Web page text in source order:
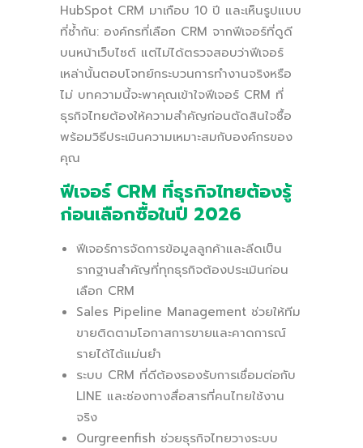
HubSpot CRM มาเกือบ 10 ปี และเห็นรูปแบบ
ที่ซ้ำกัน: องค์กรที่เลือก CRM จากฟีเจอร์ที่ดูดี
บนหน้าเว็บไซต์ แต่ไม่ได้ตรวจสอบว่าฟีเจอร์
เหล่านั้นตอบโจทย์กระบวนการทำงานจริงหรือ
ไม่ บทความนี้จะพาคุณเข้าใจฟีเจอร์ CRM ที่
ธุรกิจไทยต้องให้ความสำคัญก่อนตัดสินใจซื้อ
พร้อมวิธีประเมินความเหมาะสมกับองค์กรของ
คุณ
ฟีเจอร์ CRM ที่ธุรกิจไทยต้องรู้
ก่อนเลือกซื้อในปี 2026
ฟีเจอร์การจัดการข้อมูลลูกค้าและลีดเป็น
รากฐานสำคัญที่ทุกธุรกิจต้องประเมินก่อน
เลือก CRM
Sales Pipeline Management ช่วยให้ทีม
ขายติดตามโอกาสการขายและคาดการณ์
รายได้ได้แม่นยำ
ระบบ CRM ที่ดีต้องรองรับการเชื่อมต่อกับ
LINE และช่องทางสื่อสารที่คนไทยใช้งาน
จริง
Ourgreenfish ช่วยธุรกิจไทยวางระบบ